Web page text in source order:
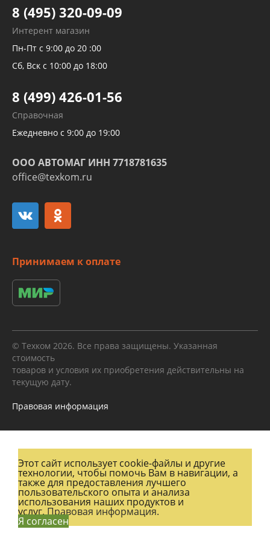
Тормозных трубок
Рукавов гидроусилителей
Рукавов компрессоров и турбин
Трубок кондиционеров
Развертка пайка медных стальных
алюминиевых трубок и штуцеров
8 (495) 320-09-09
Интерент магазин
Пн-Пт с 9:00 до 20 :00
Сб, Вск с 10:00 до 18:00
8 (499) 426-01-56
Справочная
Ежедневно с 9:00 до 19:00
ООО АВТОМАГ ИНН 7718781635
office@texkom.ru
Принимаем к оплате
© Техком 2026. Все права защищены. Указанная
стоимость
товаров и условия их приобретения действительны на
текущую дату.
Правовая информация
Этот сайт использует cookie-файлы и другие
технологии, чтобы помочь Вам в навигации, а
также для предоставления лучшего
пользовательского опыта и анализа
использования наших продуктов и
услуг.Правовая информация.
Я согласен